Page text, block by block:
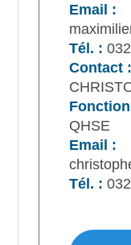
Email :
Tél. :
Contact :
QHSE
Email :
Tél. :